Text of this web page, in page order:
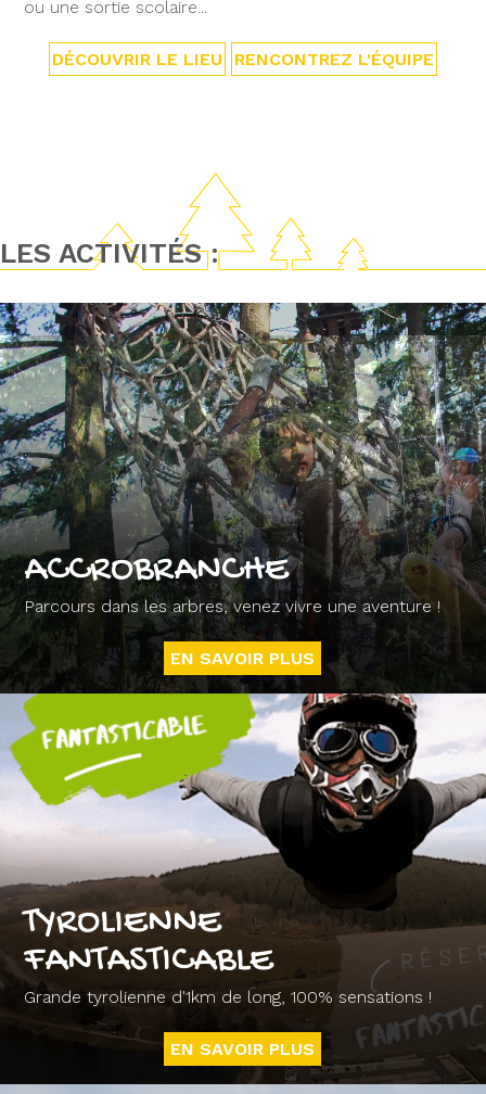
ou une sortie scolaire...
DÉCOUVRIR LE LIEU RENCONTREZ L'ÉQUIPE
LES ACTIVITÉS :
ACCROBRANCHE
Parcours dans les arbres, venez vivre une aventure !
EN SAVOIR PLUS
TYROLIENNE
FANTASTICABLE
Grande tyrolienne d'1km de long, 100% sensations !
EN SAVOIR PLUS